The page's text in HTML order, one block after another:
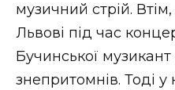
музичний стрій.
Львові під час
Бучинської
знепритомнів. Тоді у